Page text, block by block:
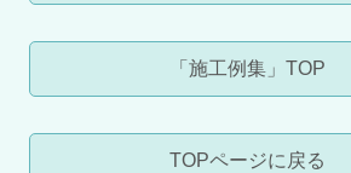
「施工例集」TOP
TOPページに戻る